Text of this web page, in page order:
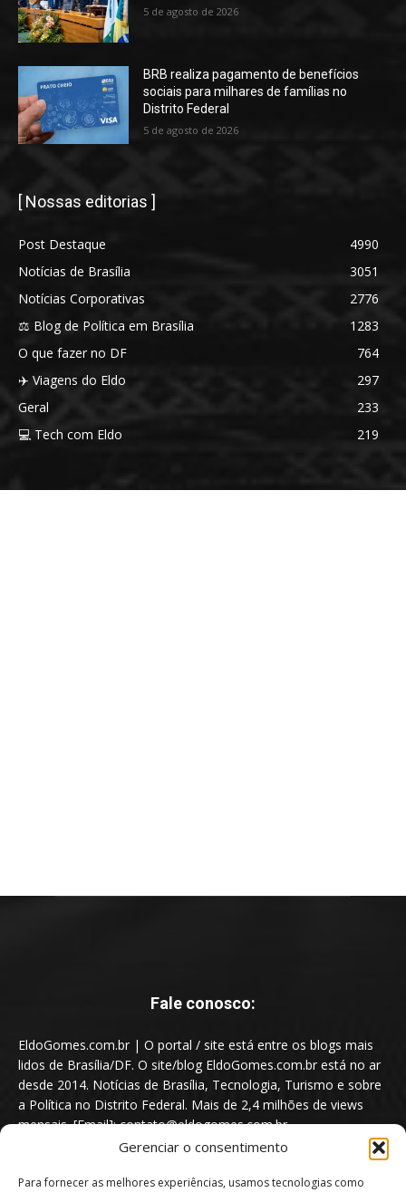
Gerenciar o consentimento
Para fornecer as melhores experiências, usamos tecnologias como
5 de agosto de 2026
BRB realiza pagamento de benefícios
sociais para milhares de famílias no
Distrito Federal
5 de agosto de 2026
[ Nossas editorias ]
Post Destaque
4990
Notícias de Brasília
3051
Notícias Corporativas
2776
⚖️ Blog de Política em Brasília
1283
O que fazer no DF
764
✈️ Viagens do Eldo
297
Geral
233
💻 Tech com Eldo
219
Fale conosco:
EldoGomes.com.br | O portal / site está entre os blogs mais
lidos de Brasília/DF. O site/blog EldoGomes.com.br está no ar
desde 2014. Notícias de Brasília, Tecnologia, Turismo e sobre
a Política no Distrito Federal. Mais de 2,4 milhões de views
mensais. [Email]: contato@eldogomes.com.br